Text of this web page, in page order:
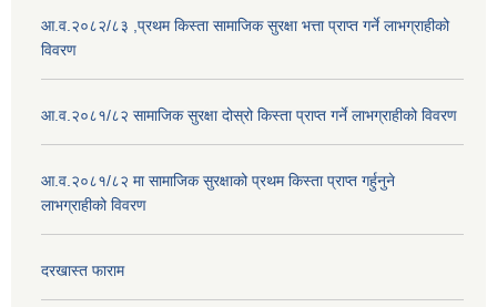
आ.व.२०८२/८३ ,प्रथम किस्ता सामाजिक सुरक्षा भत्ता प्राप्त गर्ने लाभग्राहीको
विवरण
आ.व.२०८१/८२ सामाजिक सुरक्षा दोस्रो किस्ता प्राप्त गर्ने लाभग्राहीको विवरण
आ.व.२०८१/८२ मा सामाजिक सुरक्षाको प्रथम किस्ता प्राप्त गर्हुनुने
लाभग्राहीको विवरण
दरखास्त फाराम